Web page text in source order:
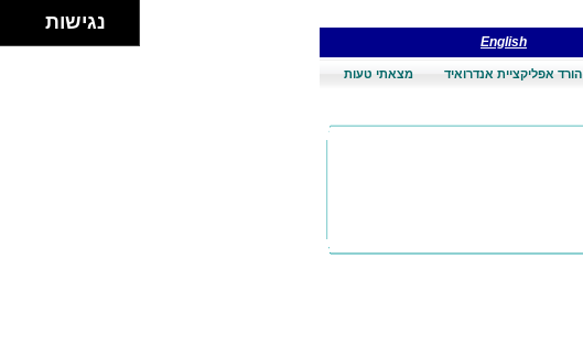
English
הורד אפליקציית אנדרואיד מצאתי טעות
נגישות